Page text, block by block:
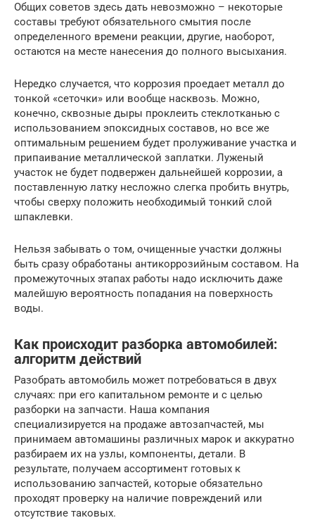
Общих советов здесь дать невозможно – некоторые
составы требуют обязательного смытия после
определенного времени реакции, другие, наоборот,
остаются на месте нанесения до полного высыхания.
Нередко случается, что коррозия проедает металл до
тонкой «сеточки» или вообще насквозь. Можно,
конечно, сквозные дыры проклеить стеклотканью с
использованием эпоксидных составов, но все же
оптимальным решением будет пролуживание участка и
припаивание металлической заплатки. Луженый
участок не будет подвержен дальнейшей коррозии, а
поставленную латку несложно слегка пробить внутрь,
чтобы сверху положить необходимый тонкий слой
шпаклевки.
Нельзя забывать о том, очищенные участки должны
быть сразу обработаны антикоррозийным составом. На
промежуточных этапах работы надо исключить даже
малейшую вероятность попадания на поверхность
воды.
Как происходит разборка автомобилей:
алгоритм действий
Разобрать автомобиль может потребоваться в двух
случаях: при его капитальном ремонте и с целью
разборки на запчасти. Наша компания
специализируется на продаже автозапчастей, мы
принимаем автомашины различных марок и аккуратно
разбираем их на узлы, компоненты, детали. В
результате, получаем ассортимент готовых к
использованию запчастей, которые обязательно
проходят проверку на наличие повреждений или
отсутствие таковых.